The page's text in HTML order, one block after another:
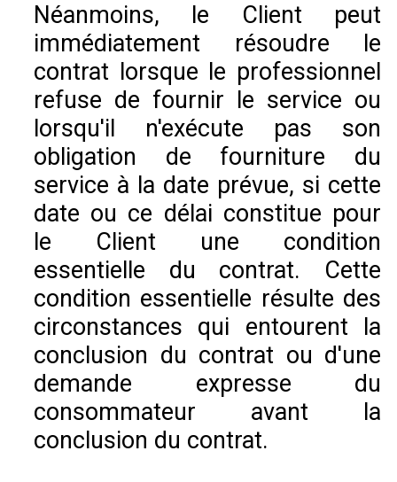
Néanmoins, le Client peut
immédiatement résoudre le
contrat lorsque le professionnel
refuse de fournir le service ou
lorsqu'il n'exécute pas son
obligation de fourniture du
service à la date prévue, si cette
date ou ce délai constitue pour
le Client une condition
essentielle du contrat. Cette
condition essentielle résulte des
circonstances qui entourent la
conclusion du contrat ou d'une
demande expresse du
consommateur avant la
conclusion du contrat.